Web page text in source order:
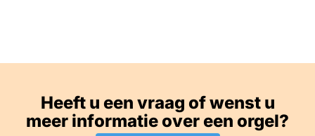
Heeft u een vraag of wenst u
meer informatie over een orgel?